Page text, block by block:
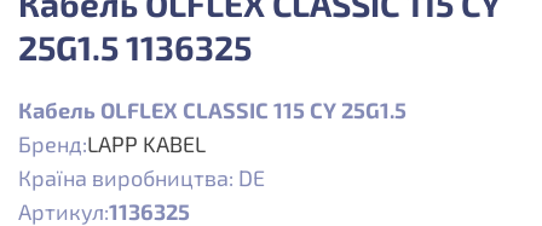
25G1.5 1136325
Кабель OLFLEX CLASSIC 115 CY 25G1.5
Бренд:LAPP KABEL
Країна виробництва: DE
Артикул:1136325